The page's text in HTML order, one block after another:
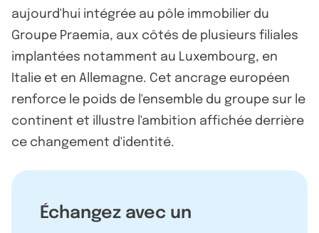
aujourd'hui intégrée au pôle immobilier du
Groupe Praemia, aux côtés de plusieurs filiales
implantées notamment au Luxembourg, en
Italie et en Allemagne. Cet ancrage européen
renforce le poids de l'ensemble du groupe sur le
continent et illustre l'ambition affichée derrière
ce changement d'identité.
Échangez avec un